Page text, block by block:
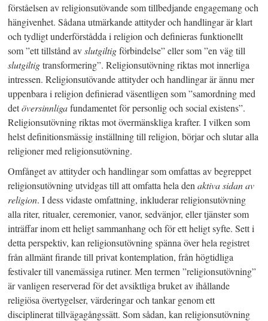
förståelsen av religionsutövande som tillbedjande engagemang och
hängivenhet. Sådana utmärkande attityder och handlingar är klart
och tydligt underförstådda i religion och definieras funktionellt
som ”ett tillstånd avslutgiltigförbindelse” eller som ”en väg till
slutgiltigtransformering”. Religionsutövning riktas mot innerliga
intressen. Religionsutövande attityder och handlingar är ännu mer
uppenbara i religion definierad väsentligen som ”samordning med
detöversinnligafundamentet för personlig och social existens”.
Religionsutövning riktas mot övermänskliga krafter. I vilken som
helst definitionsmässig inställning till religion, börjar och slutar alla
religioner med religionsutövning.
Omfånget av attityder och handlingar som omfattas av begreppet
religionsutövning utvidgas till att omfatta hela den aktiva sidan av
religion. I dess vidaste omfattning, inkluderar religionsutövning
alla riter, ritualer, ceremonier, vanor, sedvänjor, eller tjänster som
inträffar inom ett heligt sammanhang och för ett heligt syfte. Sett i
detta perspektiv, kan religionsutövning spänna över hela registret
från allmänt firande till privat kontemplation, från högtidliga
festivaler till vanemässiga rutiner. Men termen ”religionsutövning”
är vanligen reserverad för det avsiktliga bruket av ihållande
religiösa övertygelser, värderingar och tankar genom ett
disciplinerat tillvägagångssätt. Som sådan, kan religionsutövning